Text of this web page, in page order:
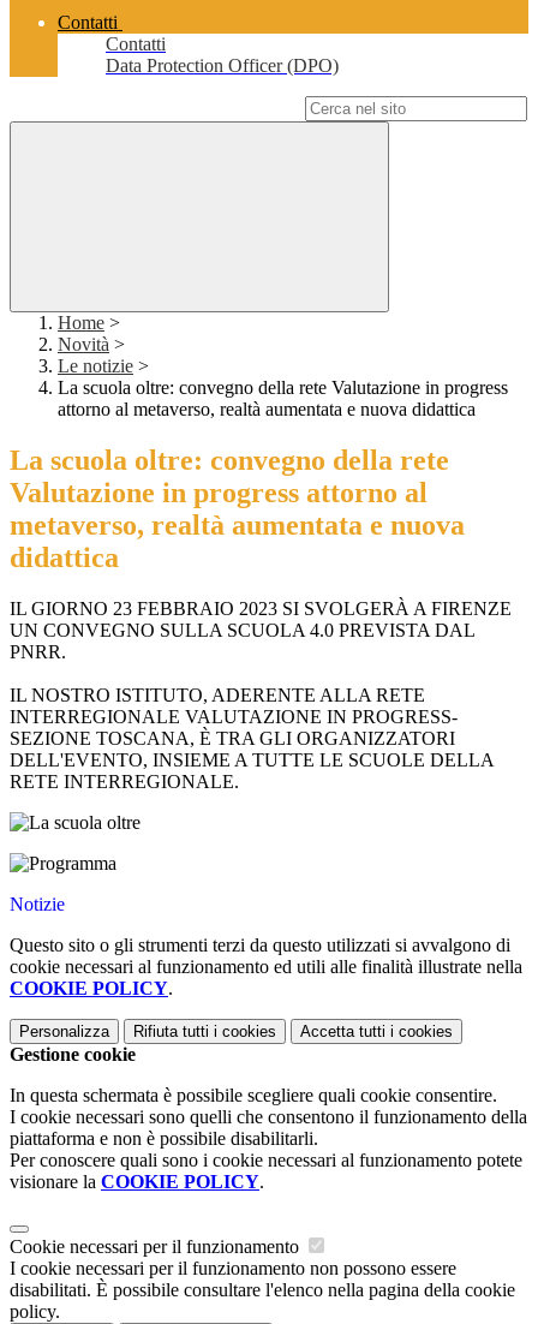
Contatti
Contatti
Data Protection Officer (DPO)
Home >
Novità >
Le notizie >
La scuola oltre: convegno della rete Valutazione in progress
attorno al metaverso, realtà aumentata e nuova didattica
La scuola oltre: convegno della rete
Valutazione in progress attorno al
metaverso, realtà aumentata e nuova
didattica
IL GIORNO 23 FEBBRAIO 2023 SI SVOLGERÀ A FIRENZE
UN CONVEGNO SULLA SCUOLA 4.0 PREVISTA DAL
PNRR.
IL NOSTRO ISTITUTO, ADERENTE ALLA RETE
INTERREGIONALE VALUTAZIONE IN PROGRESS-
SEZIONE TOSCANA, È TRA GLI ORGANIZZATORI
DELL'EVENTO, INSIEME A TUTTE LE SCUOLE DELLA
RETE INTERREGIONALE.
Notizie
Questo sito o gli strumenti terzi da questo utilizzati si avvalgono di
cookie necessari al funzionamento ed utili alle finalità illustrate nella
COOKIE POLICY.
Personalizza Rifiuta tutti i cookies Accetta tutti i cookies
Gestione cookie
In questa schermata è possibile scegliere quali cookie consentire.
I cookie necessari sono quelli che consentono il funzionamento della
piattaforma e non è possibile disabilitarli.
Per conoscere quali sono i cookie necessari al funzionamento potete
visionare la COOKIE POLICY.
Cookie necessari per il funzionamento
I cookie necessari per il funzionamento non possono essere
disabilitati. È possibile consultare l'elenco nella pagina della cookie
policy.